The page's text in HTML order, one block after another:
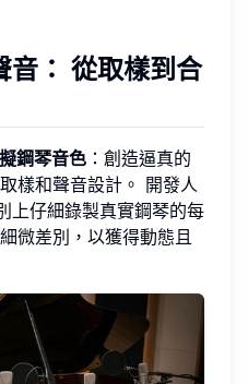
音： 從取樣到合
鋼琴音色 ：創造逼真的
樣和聲音設計。 開發人
上仔細錄製真實鋼琴的每
微差別，以獲得動態且